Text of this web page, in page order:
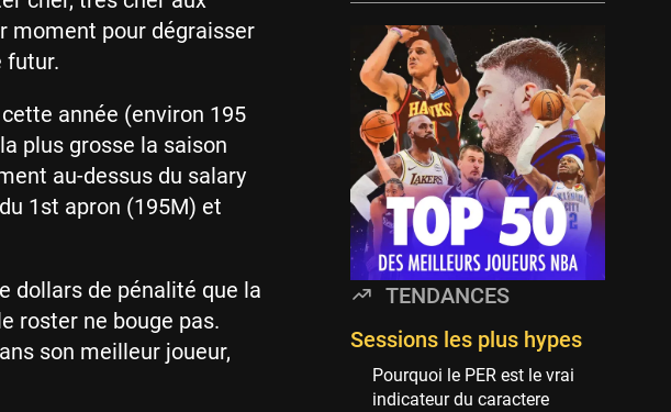
moment pour dégraisser
futur.
année (environ 195
plus grosse la saison
au-dessus du salary
1st apron (195M) et
dollars de pénalité que la
roster ne bouge pas.
son meilleur joueur,
114 sessions
Minnesota Timberwolves
114 sessions
Golden State Warriors
113 sessions
Denver Nuggets
106 sessions
WNBA
97 sessions
Philadelphia Sixers
89 sessions
Milwaukee Bucks
82 sessions
TENDANCES
Sessions les plus hypes
Pourquoi le PER est le vrai
indicateur du caractere